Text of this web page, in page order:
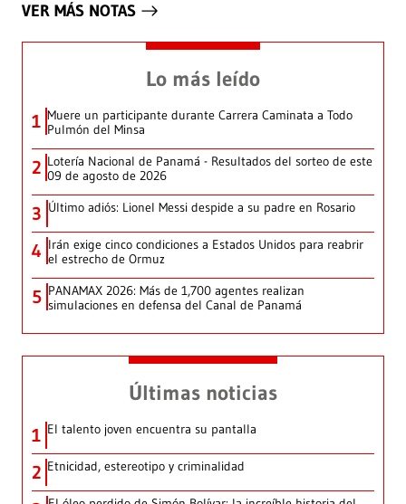
VER MÁS NOTAS
Lo más leído
1 Muere un participante durante Carrera Caminata a Todo
Pulmón del Minsa
2 Lotería Nacional de Panamá - Resultados del sorteo de este
09 de agosto de 2026
3 Último adiós: Lionel Messi despide a su padre en Rosario
4 Irán exige cinco condiciones a Estados Unidos para reabrir
el estrecho de Ormuz
5 PANAMAX 2026: Más de 1,700 agentes realizan
simulaciones en defensa del Canal de Panamá
Últimas noticias
1 El talento joven encuentra su pantalla​
2 Etnicidad, estereotipo y criminalidad